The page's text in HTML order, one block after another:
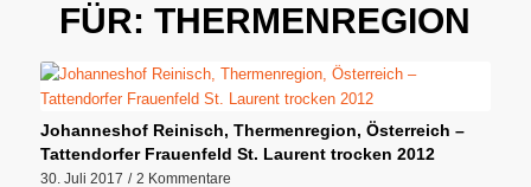
FÜR:THERMENREGION
Johanneshof Reinisch, Thermenregion, Österreich –
Tattendorfer Frauenfeld St. Laurent trocken 2012
30. Juli 2017 / 2 Kommentare